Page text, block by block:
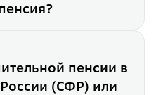
пенсии в
(СФР) или